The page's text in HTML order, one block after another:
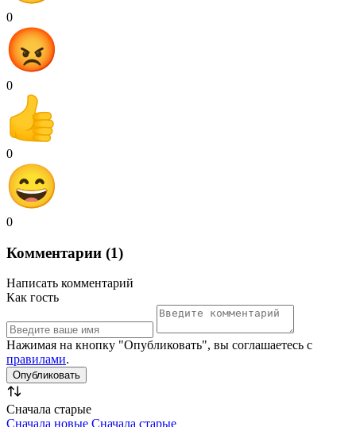
0
0
0
0
Комментарии (1)
Написать комментарий
Как гость
Нажимая на кнопку "Опубликовать", вы соглашаетесь с
правилами.
Сначала старые
Сначала новые Сначала старые